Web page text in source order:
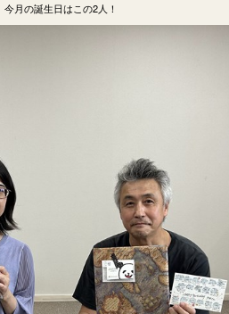
今月の誕生日はこの2人！